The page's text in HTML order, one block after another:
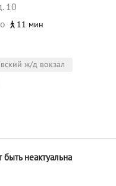
10
11 мин
ж/д вокзал
неактуальна